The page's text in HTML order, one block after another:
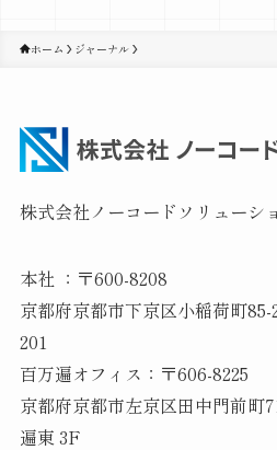
ホーム ジャーナル
株式会社ノーコードソリューシ
本社 ：〒600-8208
京都府京都市下京区小稲荷町
201
百万遍オフィス：〒606-8225
京都府京都市左京区田中門前町
遍東 3F